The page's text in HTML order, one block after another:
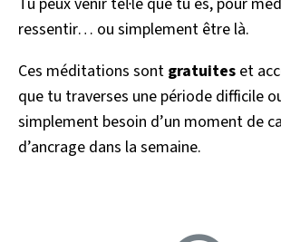
ressentir… ou simplement être là.
Ces méditations sont gratuites et
que tu traverses une période difficile
simplement besoin d’un moment de
d’ancrage dans la semaine.